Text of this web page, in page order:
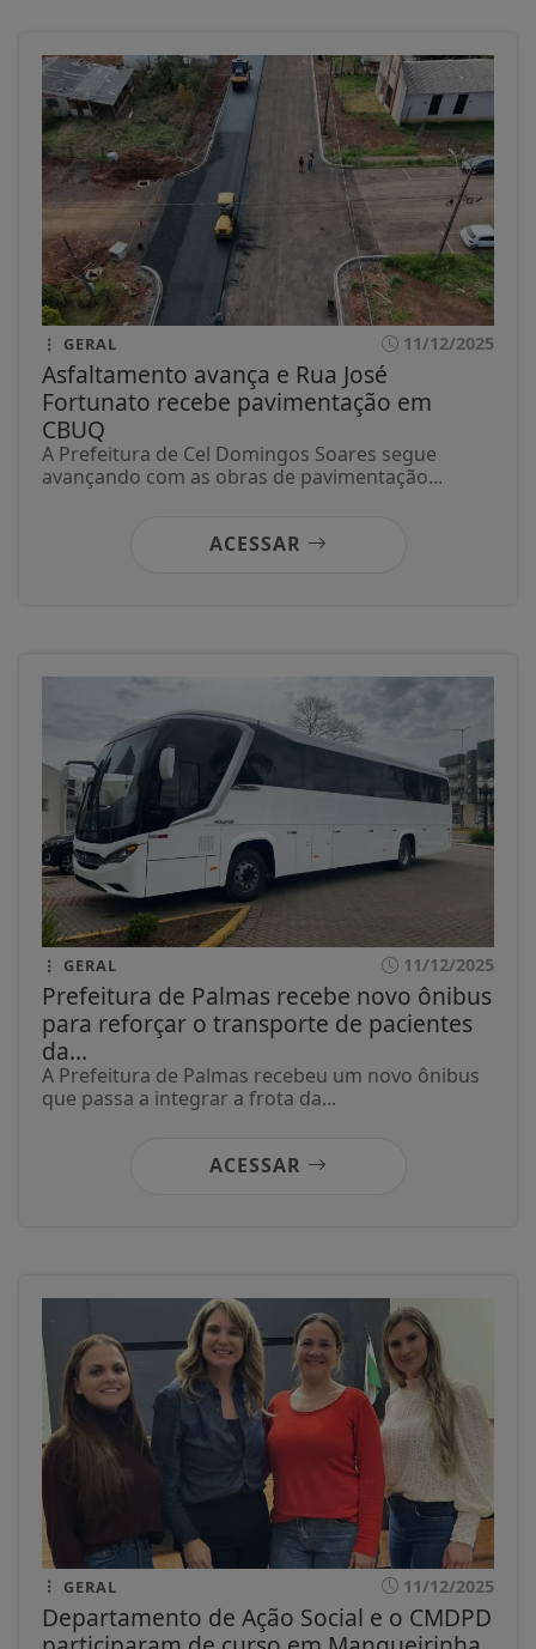
GERAL 11/12/2025
Asfaltamento avança e Rua José
Fortunato recebe pavimentação em
CBUQ
A Prefeitura de Cel Domingos Soares segue
avançando com as obras de pavimentação...
ACESSAR
GERAL 11/12/2025
Prefeitura de Palmas recebe novo ônibus
para reforçar o transporte de pacientes
da...
A Prefeitura de Palmas recebeu um novo ônibus
que passa a integrar a frota da...
ACESSAR
GERAL 11/12/2025
Departamento de Ação Social e o CMDPD